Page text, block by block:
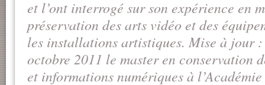
et l’ont interrogé sur son expérience en
préservation des arts vidéo et des
les installations artistiques. Mise à jour
octobre 2011 le master en conservation
et informations numériques à